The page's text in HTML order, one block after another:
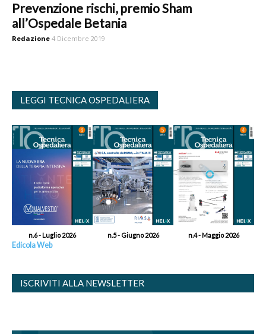
Prevenzione rischi, premio Sham
all’Ospedale Betania
Redazione 4 Dicembre 2019
LEGGI TECNICA OSPEDALIERA
n.6 - Luglio 2026 n.5 - Giugno 2026 n.4 - Maggio 2026
Edicola Web
ISCRIVITI ALLA NEWSLETTER